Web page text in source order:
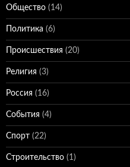
Общество (14)
Политика (6)
Происшествия (20)
Религия (3)
Россия (16)
События (4)
Спорт (22)
Строительство (1)